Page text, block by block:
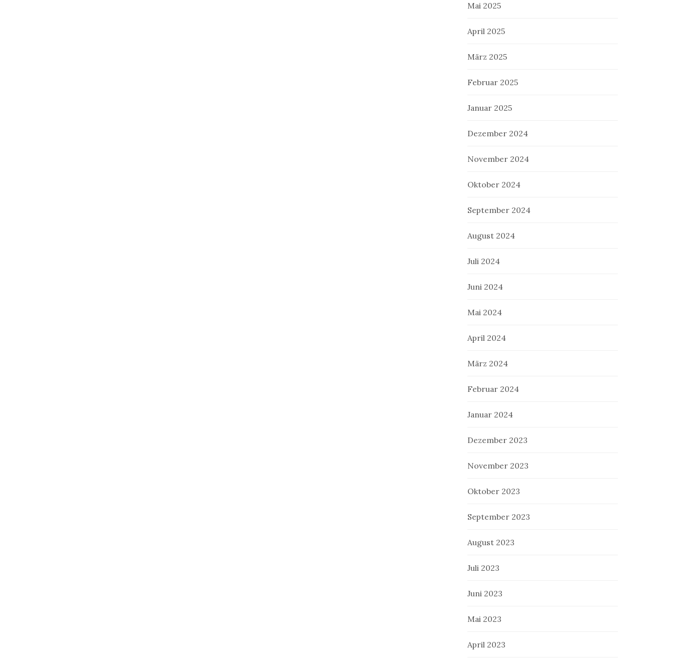
Mai 2025
April 2025
März 2025
Februar 2025
Januar 2025
Dezember 2024
November 2024
Oktober 2024
September 2024
August 2024
Juli 2024
Juni 2024
Mai 2024
April 2024
März 2024
Februar 2024
Januar 2024
Dezember 2023
November 2023
Oktober 2023
September 2023
August 2023
Juli 2023
Juni 2023
Mai 2023
April 2023